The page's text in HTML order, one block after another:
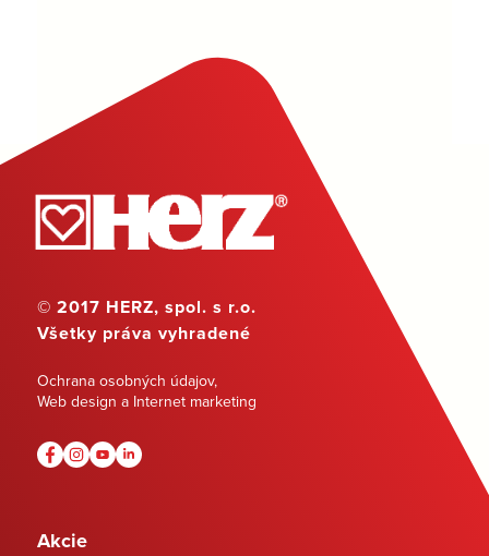
© 2017 HERZ, spol. s r.o.
Všetky práva vyhradené
Ochrana osobných údajov,
Web design a Internet marketing
Akcie